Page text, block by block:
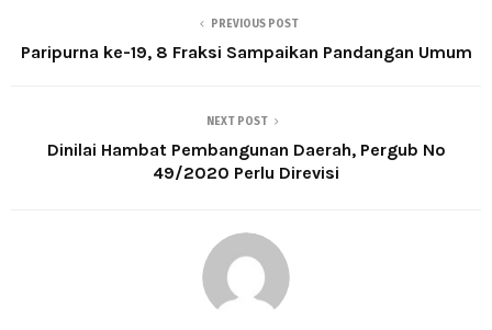
PREVIOUS POST
Paripurna ke-19, 8 Fraksi Sampaikan Pandangan Umum
NEXT POST
Dinilai Hambat Pembangunan Daerah, Pergub No
49/2020 Perlu Direvisi